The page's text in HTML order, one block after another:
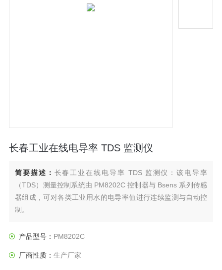
长春工业在线电导率 TDS 监测仪
简要描述： 长春工业在线电导率 TDS 监测仪：该电导率
（TDS）测量控制系统由 PM8202C 控制器与 Bsens 系列传感
器组成，可对各类工业用水的电导率值进行连续监测与自动控
制。
产品型号： PM8202C
厂商性质： 生产厂家